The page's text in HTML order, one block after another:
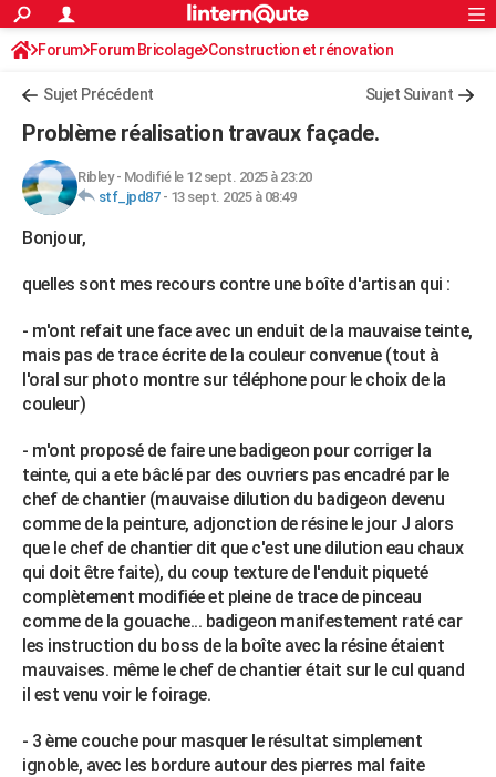
ACTUALITÉS
Politique
Société
Faits Divers
Education
Monde
Villes
+
FINANCE
Retraite
Impôts
Epargne
Immobilier
Risques naturels par ville
Banque
Assurance
Crédit
AUTO
Essais
Réserver un essai
Citadines
Berlines
SUV
Forum auto
+HIGH-TECH
Mobiles
Meilleur smartphone
Internet
Ordinateurs
Jeux vidéo
Guide high-tech
+BRICOLAGE
Forum
Aménagement intérieur
Extérieur
Cuisine
Salle de bains
Jardinage
Rangement
WEEK-END
Guides de France
Escapades
Patrimoine
Expositions
Musées
Week-end nature
+LIFESTYLE
Alimentation
Guide de la santé
Maladies
Médicaments
Sommeil
VOYAGE
Destinations
City break
Voyage nature
Voyage de noces
Forum
Climat
+PHOTO
GUIDES D'ACHAT
BONS PLANS
CARTE DE VOEUX
Carte de Noël
Carte Bonne année
Carte Saint-Valentin
Carte Pâques
Carte d'anniversaire
DICTIONNAIRE
Dictionnaire
Biographies
Citations
Expressions
Proverbes
PROGRAMME TV
Rechercher
S'inscrire
Connexion
Forum Forum Bricolage Construction et rénovation
Sujet Précédent Sujet Suivant
Problème réalisation travaux façade.
Ribley- Modifié le 12 sept. 2025 à 23:20
stf_jpd87- 13 sept. 2025 à 08:49
Bonjour,
quelles sont mes recours contre une boîte d'artisan qui :
- m'ont refait une face avec un enduit de la mauvaise teinte,
mais pas de trace écrite de la couleur convenue (tout à
l'oral sur photo montre sur téléphone pour le choix de la
couleur)
- m'ont proposé de faire une badigeon pour corriger la
teinte, qui a ete bâclé par des ouvriers pas encadré par le
chef de chantier (mauvaise dilution du badigeon devenu
comme de la peinture, adjonction de résine le jour J alors
que le chef de chantier dit que c'est une dilution eau chaux
qui doit être faite), du coup texture de l'enduit piqueté
complètement modifiée et pleine de trace de pinceau
comme de la gouache... badigeon manifestement raté car
les instruction du boss de la boîte avec la résine étaient
mauvaises. même le chef de chantier était sur le cul quand
il est venu voir le foirage.
- 3 ème couche pour masquer le résultat simplement
ignoble, avec les bordure autour des pierres mal faite